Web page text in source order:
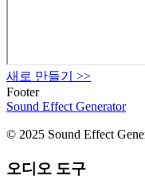
새로 만들기
>>
Footer
Sound Effect Generator
© 2025 Sound Effect
오디오 도구